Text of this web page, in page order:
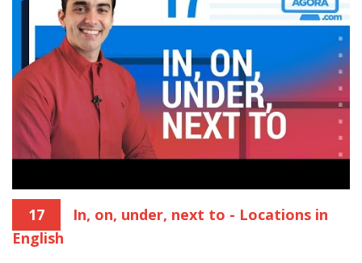
17
In, on, under, next to - Locations in
English